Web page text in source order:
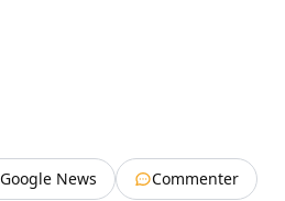
Google News
Commenter